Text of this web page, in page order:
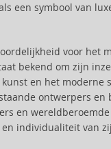
een symbool van
voor het
bekend om zijn
en het moderne
ontwerpers en
en
individualiteit van